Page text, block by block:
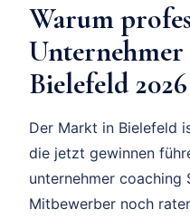
Warum
Bielefeld
Der Markt in Bielefeld
die jetzt gewinnen
unternehmer coaching
Mitbewerber noch